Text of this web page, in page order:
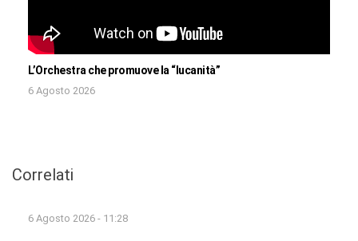
L’Orchestra che promuove la “lucanità”
6 Agosto 2026
Correlati
6 Agosto 2026 - 11:28